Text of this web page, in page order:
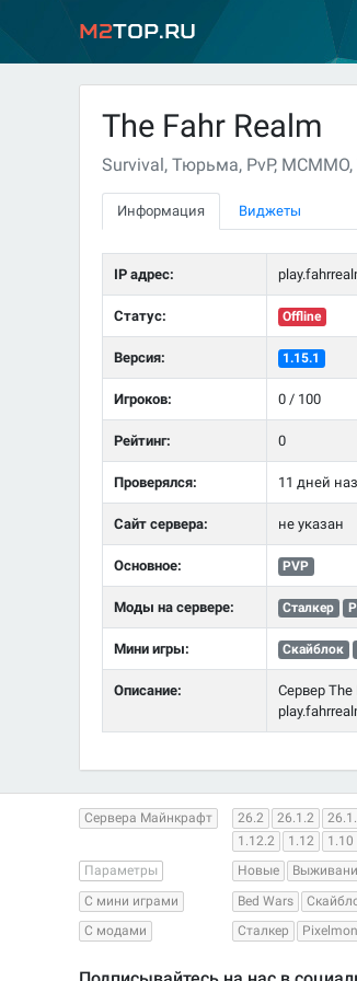
M2Top.ru
The Fahr Realm
Survival, Тюрьма, PvP,
Информация Виджеты
IP адрес:
Статус: Offline
Версия: 1.15.1
Игроков: 0 / 100
Рейтинг: 0
Проверялся: 11 дней
Сайт сервера: не указан
Основное: PVP
Моды на сервере: Сталкер
Мини игры: Скайблок
Описание:
Сервер The
Сервера Майнкрафт 26.2 26.1.2
1.12.2
1.12 1.10
Параметры
Новые
С мини играми
Bed Wars
С модами
Сталкер Pixelmon